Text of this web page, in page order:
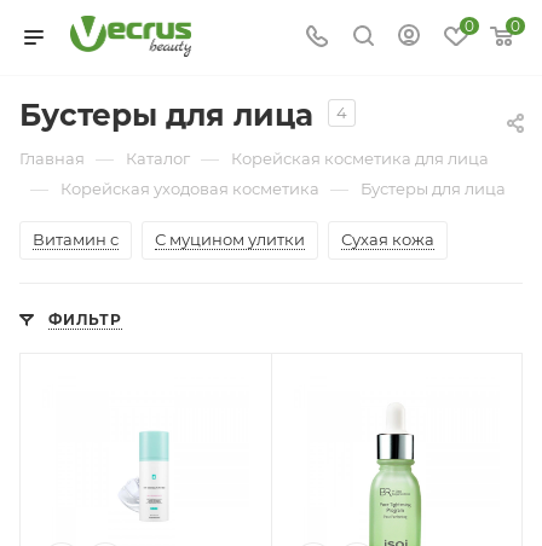
0 0
Бустеры для лица 4
Главная — Каталог — Корейская косметика для лица
— Корейская уходовая косметика — Бустеры для лица
Витамин с С муцином улитки Сухая кожа
ФИЛЬТР